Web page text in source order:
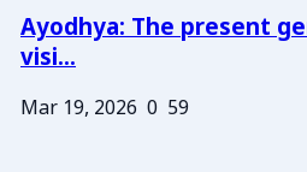
Ayodhya: The present
visi...
Mar 19, 2026 0 59